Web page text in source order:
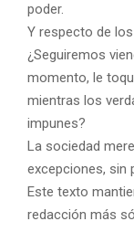
poder.
Y respecto de
¿Seguiremos
momento, le
mientras los
impunes?
La sociedad
excepciones, sin
Este texto
redacción más